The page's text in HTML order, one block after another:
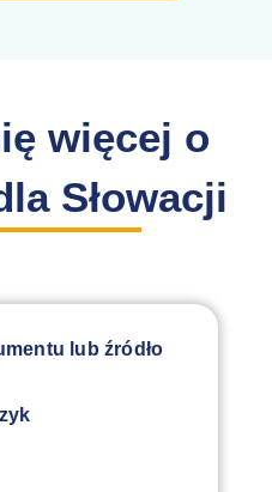
więcej o
Słowacji
lub źródło